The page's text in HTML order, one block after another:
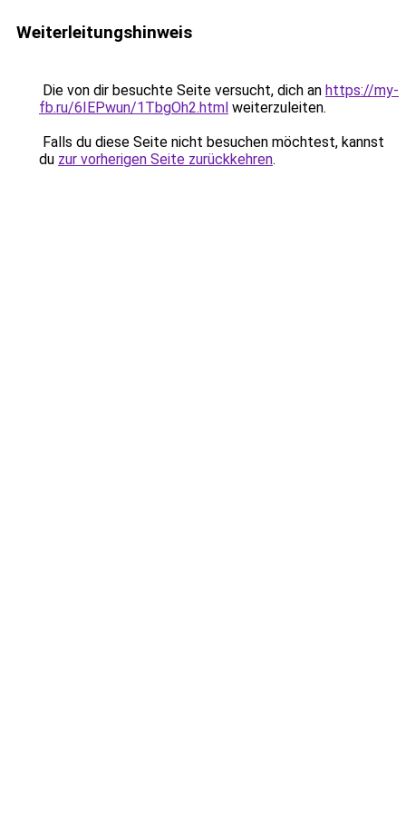
Weiterleitungshinweis
Die von dir besuchte Seite versucht, dich an https://my-
fb.ru/6IEPwun/1TbgOh2.html weiterzuleiten.
Falls du diese Seite nicht besuchen möchtest, kannst
du zur vorherigen Seite zurückkehren.